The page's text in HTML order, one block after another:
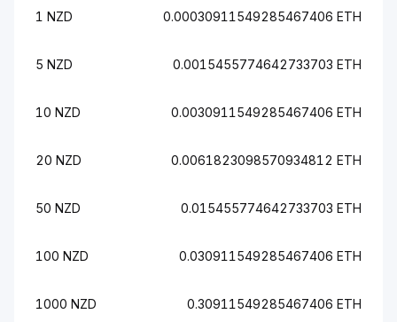
1 NZD 0.00030911549285467406 ETH
5 NZD 0.0015455774642733703 ETH
10 NZD 0.0030911549285467406 ETH
20 NZD 0.0061823098570934812 ETH
50 NZD 0.015455774642733703 ETH
100 NZD 0.030911549285467406 ETH
1000 NZD 0.30911549285467406 ETH